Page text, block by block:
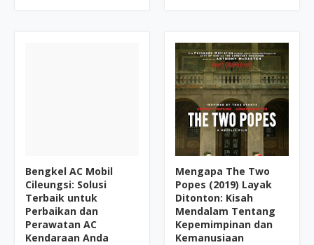
Bengkel AC Mobil
Cileungsi: Solusi
Terbaik untuk
Perbaikan dan
Perawatan AC
Kendaraan Anda
Mengapa The Two
Popes (2019) Layak
Ditonton: Kisah
Mendalam Tentang
Kepemimpinan dan
Kemanusiaan